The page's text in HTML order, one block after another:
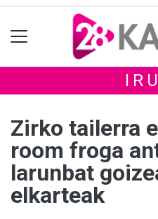
Zirko tailerra
room froga
larunbat
elkarteak